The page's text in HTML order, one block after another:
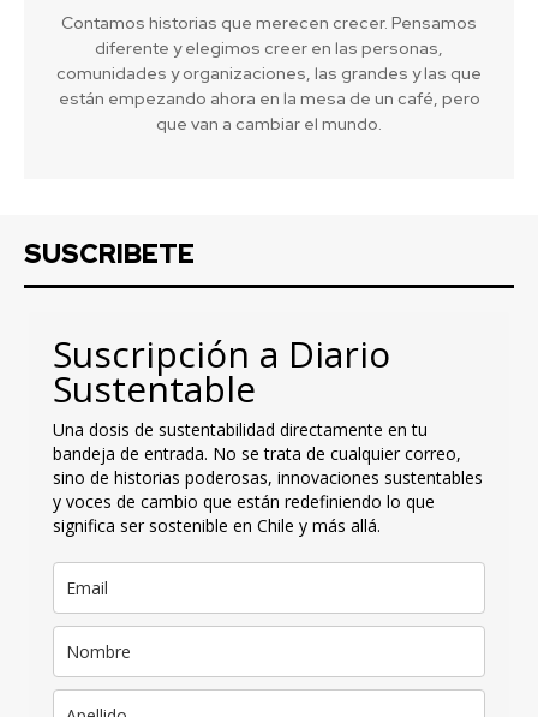
Contamos historias que merecen crecer. Pensamos
diferente y elegimos creer en las personas,
comunidades y organizaciones, las grandes y las que
están empezando ahora en la mesa de un café, pero
que van a cambiar el mundo.
SUSCRIBETE
Suscripción a Diario
Sustentable
Una dosis de sustentabilidad directamente en tu
bandeja de entrada. No se trata de cualquier correo,
sino de historias poderosas, innovaciones sustentables
y voces de cambio que están redefiniendo lo que
significa ser sostenible en Chile y más allá.